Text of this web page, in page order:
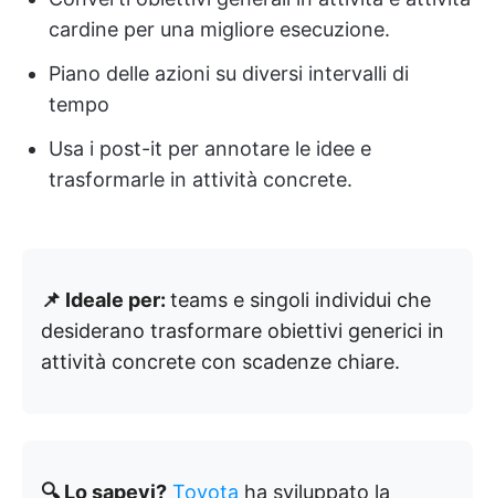
cardine per una migliore esecuzione.
Piano delle azioni su diversi intervalli di
tempo
Usa i post-it per annotare le idee e
trasformarle in attività concrete.
📌 Ideale per: teams e singoli individui che
desiderano trasformare obiettivi generici in
attività concrete con scadenze chiare.
🔍 Lo sapevi? Toyota ha sviluppato la